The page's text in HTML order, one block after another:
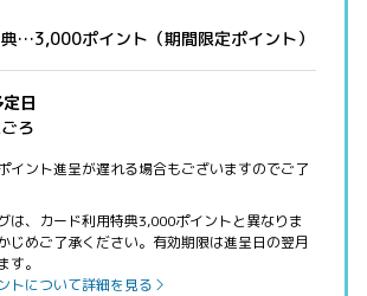
…3,000ポイント（期間限定ポイント）
日
ろ
イント進呈が遅れる場合もございますのでご了
は、カード利用特典3,000ポイントと異なりま
じめご了承ください。有効期限は進呈日の翌月
す。
トについて詳細を見る